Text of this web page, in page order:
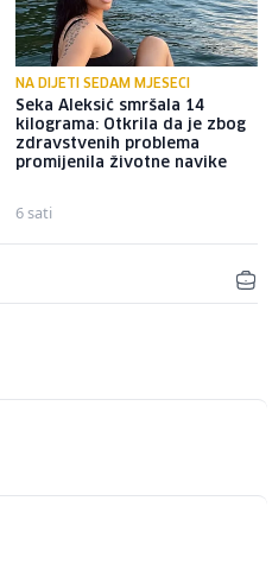
NA DIJETI SEDAM MJESECI
Seka Aleksić smršala 14
kilograma: Otkrila da je zbog
zdravstvenih problema
promijenila životne navike
6 sati